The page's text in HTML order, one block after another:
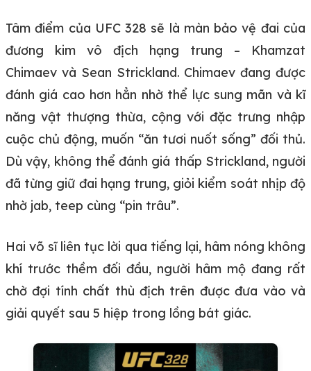
Tâm điểm của UFC 328 sẽ là màn bảo vệ đai của
đương kim vô địch hạng trung – Khamzat
Chimaev và Sean Strickland. Chimaev đang được
đánh giá cao hơn hẳn nhờ thể lực sung mãn và kĩ
năng vật thượng thừa, cộng với đặc trưng nhập
cuộc chủ động, muốn “ăn tươi nuốt sống” đối thủ.
Dù vậy, không thể đánh giá thấp Strickland, người
đã từng giữ đai hạng trung, giỏi kiểm soát nhịp độ
nhờ jab, teep cùng “pin trâu”.
Hai võ sĩ liên tục lời qua tiếng lại, hâm nóng không
khí trước thềm đối đầu, người hâm mộ đang rất
chờ đợi tính chất thù địch trên được đưa vào và
giải quyết sau 5 hiệp trong lồng bát giác.